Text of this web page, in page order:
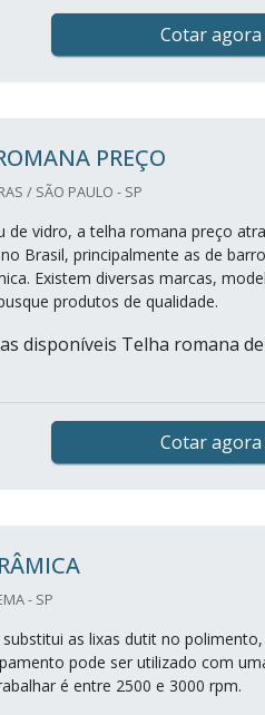
Cotar agora
PREÇO
/ SÃO PAULO - SP
de vidro, a telha romana preço
Brasil, principalmente as de
Existem diversas marcas,
produtos de qualidade.
disponíveis Telha romana
Cotar agora
- SP
substitui as lixas dutit no
pode ser utilizado com
é entre 2500 e 3000 rpm.